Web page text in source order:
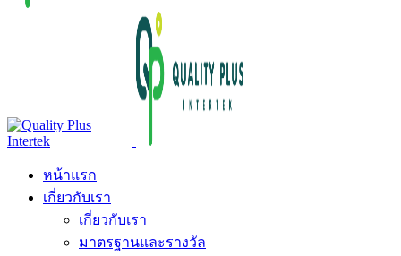
หน้าแรก
เกี่ยวกับเรา
เกี่ยวกับเรา
มาตรฐานและรางวัล